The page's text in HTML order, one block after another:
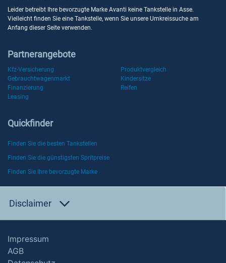
Leider betreibt Ihre bevorzugte Marke Avanti keine Tankstelle in Asse.
Vielleicht finden Sie eine Tankstelle, wenn Sie unsere Umkreissuche am
Anfang dieser Seite verwenden.
Partnerangebote
Kfz-Versicherung
Produktvergleich
Gebrauchtwagenmarkt
Kindersitze
Finanzierung
Reifen
Leasing
Quickfinder
Finden Sie die besten Tankstellen
Finden Sie die günstigsten Spritpreise
Finden Sie Ihre bevorzugte Marke
Disclaimer
Impressum
AGB